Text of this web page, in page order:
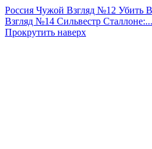
Россия Чужой Взгляд №12 Убить
Взгляд №14 Сильвестр Сталлоне:...
Прокрутить наверх